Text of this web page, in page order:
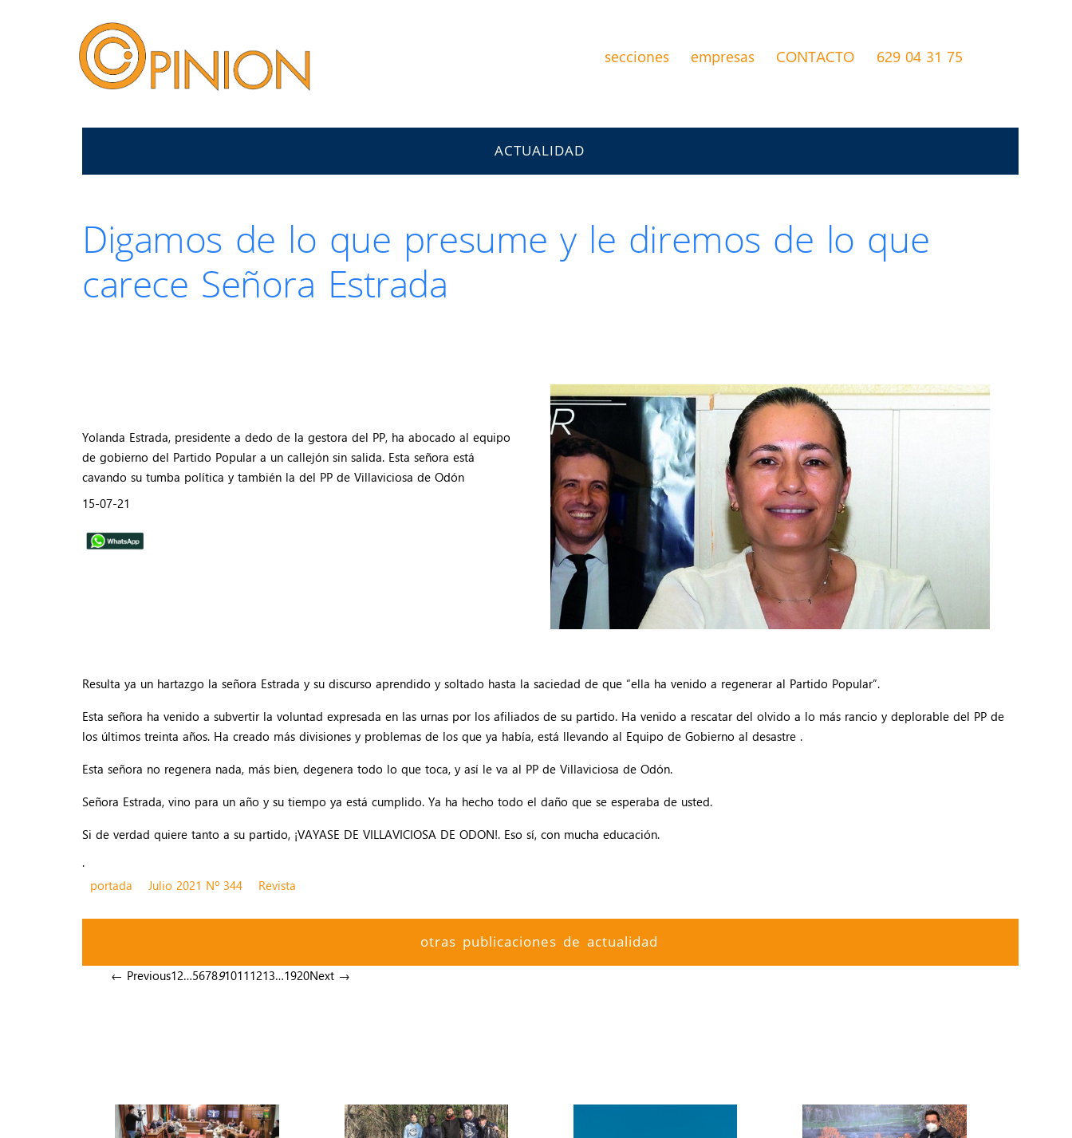
secciones empresas CONTACTO 629 04 31 75
ACTUALIDAD
Digamos de lo que presume y le diremos de lo que
carece Señora Estrada
Yolanda Estrada, presidente a dedo de la gestora del PP, ha abocado al equipo
de gobierno del Partido Popular a un callejón sin salida. Esta señora está
cavando su tumba política y también la del PP de Villaviciosa de Odón
15-07-21
Resulta ya un hartazgo la señora Estrada y su discurso aprendido y soltado hasta la saciedad de que “ella ha venido a regenerar al Partido Popular”.
Esta señora ha venido a subvertir la voluntad expresada en las urnas por los afiliados de su partido. Ha venido a rescatar del olvido a lo más rancio y deplorable del PP de
los últimos treinta años. Ha creado más divisiones y problemas de los que ya había, está llevando al Equipo de Gobierno al desastre .
Esta señora no regenera nada, más bien, degenera todo lo que toca, y así le va al PP de Villaviciosa de Odón.
Señora Estrada, vino para un año y su tiempo ya está cumplido. Ya ha hecho todo el daño que se esperaba de usted.
Si de verdad quiere tanto a su partido, ¡VAYASE DE VILLAVICIOSA DE ODON!. Eso sí, con mucha educación.
.
portada
Julio 2021 Nº 344 Revista
otras publicaciones de actualidad
← Previous12…5678910111213…1920Next →